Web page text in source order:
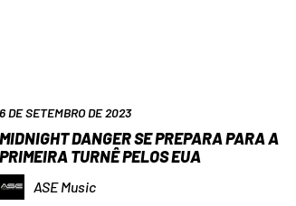
6 DE SETEMBRO DE 2023
MIDNIGHT DANGER SE PREPARA PARA A
PRIMEIRA TURNÊ PELOS EUA
ASE Music